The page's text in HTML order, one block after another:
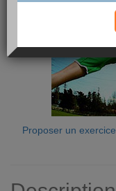
Proposer un exercice